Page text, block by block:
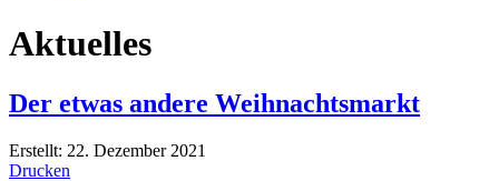
Aktuelles
Der etwas andere Weihnachtsmarkt
Erstellt: 22. Dezember 2021
Drucken